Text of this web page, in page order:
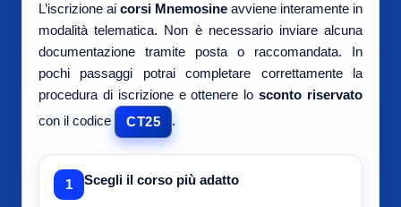
L’iscrizione ai corsi Mnemosine avviene interamente in
modalità telematica. Non è necessario inviare alcuna
documentazione tramite posta o raccomandata. In
pochi passaggi potrai completare correttamente la
procedura di iscrizione e ottenere losconto riservato
con il codice
CT25 .
1 Scegli il corso più adatto